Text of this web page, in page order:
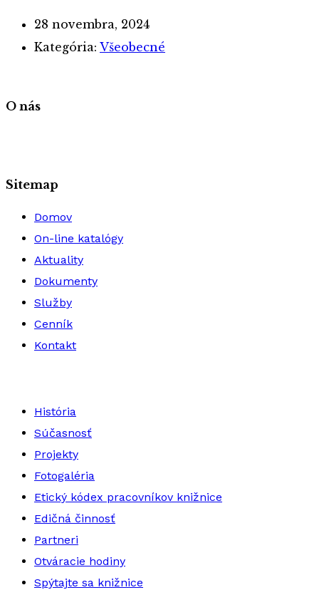
28 novembra, 2024
Kategória: Všeobecné
O nás
Sitemap
Domov
On-line katalógy
Aktuality
Dokumenty
Služby
Cenník
Kontakt
História
Súčasnosť
Projekty
Fotogaléria
Etický kódex pracovníkov knižnice
Edičná činnosť
Partneri
Otváracie hodiny
Spýtajte sa knižnice